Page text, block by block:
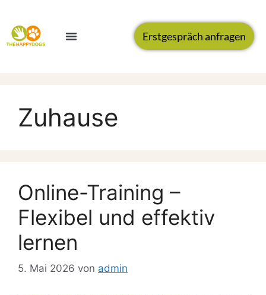
Erstgespräch anfragen
Zuhause
Online-Training –
Flexibel und effektiv
lernen
5. Mai 2026 von admin